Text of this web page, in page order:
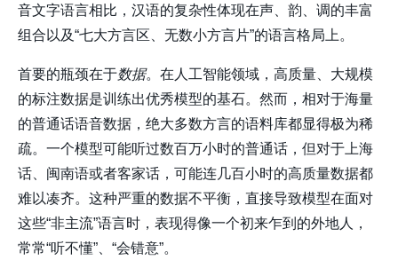
音文字语言相比，汉语的复杂性体现在声、韵、调的丰富
组合以及“七大方言区、无数小方言片”的语言格局上。
首要的瓶颈在于数据。在人工智能领域，高质量、大规模
的标注数据是训练出优秀模型的基石。然而，相对于海量
的普通话语音数据，绝大多数方言的语料库都显得极为稀
疏。一个模型可能听过数百万小时的普通话，但对于上海
话、闽南语或者客家话，可能连几百小时的高质量数据都
难以凑齐。这种严重的数据不平衡，直接导致模型在面对
这些“非主流”语言时，表现得像一个初来乍到的外地人，
常常“听不懂”、“会错意”。